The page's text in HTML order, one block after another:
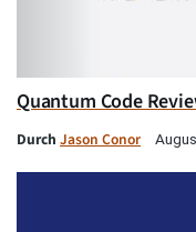
Quantum Code
Durch Jason Conor